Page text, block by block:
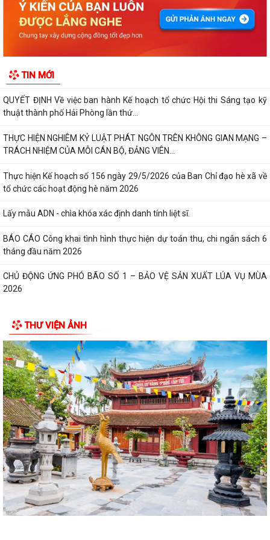
TIN MỚI
KHẢO SÁT, THĂM DÒ Ý KIẾN SAU 01 NĂM THỰC HIỆN MÔ HÌNH CHÍNH
QUYỀN ĐỊA PHƯƠNG 02 CẤP
tư của cộng đồng các công trình,...
QUYẾT ĐỊNH Về việc ban hành Kế hoạch tổ chức Hội thi Sáng tạo kỹ
thuật thành phố Hải Phòng lần thứ...
THỰC HIỆN NGHIÊM KỶ LUẬT PHÁT NGÔN TRÊN KHÔNG GIAN MẠNG –
TRÁCH NHIỆM CỦA MỖI CÁN BỘ, ĐẢNG VIÊN...
Thực hiện Kế hoạch số 156 ngày 29/5/2026 của Ban Chỉ đạo hè xã về
tổ chức các hoạt động hè năm 2026
Lấy mẫu ADN - chìa khóa xác định danh tính liệt sĩ.
BÁO CÁO Công khai tình hình thực hiện dự toán thu, chi ngân sách 6
tháng đầu năm 2026
CHỦ ĐỘNG ỨNG PHÓ BÃO SỐ 1 – BẢO VỆ SẢN XUẤT LÚA VỤ MÙA
2026
XÚC CỬ TRI CHUẨN BỊ KỲ HỌP THƯỜNG LỆ...
Công điện phòng chống bão số 1 (Bão MAYSAK) và mưa lũ sau bão
THÔNG BÁO Lịch tiếp công dân định kỳ của Chủ tịch Ủy ban nhân dân
xã Quý III, IV năm 2026
Bộ Chính trị tổ chức hội nghị toàn quốc sơ kết 1 năm vận hành mô hình
tổ chức tổng thể của hệ...
Luật sửa đổi bổ sung một số điều của Luật Tiếp công dân, luật khiếu
nại, luật tố cáo
Luật sửa đổi, bổ sung một số điều của Luật phòng chống tham nhũng
Chiến dịch “500 ngày đêm đẩy mạnh thực hiện tìm kiếm, quy tập và
THƯ VIỆN ẢNH